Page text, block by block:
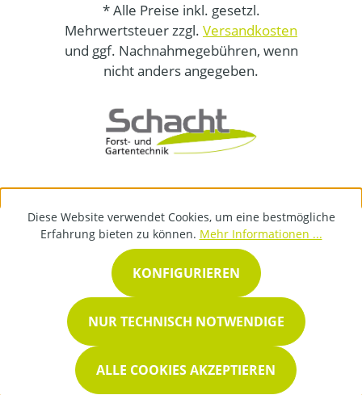
* Alle Preise inkl. gesetzl.
Mehrwertsteuer zzgl. Versandkosten
und ggf. Nachnahmegebühren, wenn
nicht anders angegeben.
Diese Website verwendet Cookies, um eine bestmögliche
Erfahrung bieten zu können. Mehr Informationen ...
NUR TECHNISCH NOTWENDIGE
KONFIGURIEREN
ALLE COOKIES AKZEPTIEREN